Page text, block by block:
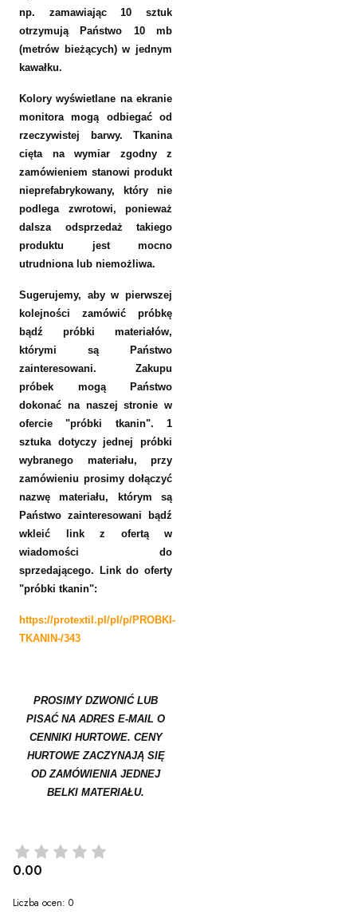
np. zamawiając 10 sztuk
otrzymują Państwo 10 mb
(metrów bieżących) w jednym
kawałku.
Kolory wyświetlane na ekranie
monitora mogą odbiegać od
rzeczywistej barwy. Tkanina
cięta na wymiar zgodny z
zamówieniem stanowi produkt
nieprefabrykowany, który nie
podlega zwrotowi, ponieważ
dalsza odsprzedaż takiego
produktu jest mocno
utrudniona lub niemożliwa.
Sugerujemy, aby w pierwszej
kolejności zamówić próbkę
bądź próbki materiałów,
którymi są Państwo
zainteresowani. Zakupu
próbek mogą Państwo
dokonać na naszej stronie w
ofercie "próbki tkanin". 1
sztuka dotyczy jednej próbki
wybranego materiału, przy
zamówieniu prosimy dołączyć
nazwę materiału, którym są
Państwo zainteresowani bądź
wkleić link z ofertą w
wiadomości do
sprzedającego. Link do oferty
"próbki tkanin":
https://protextil.pl/pl/p/PROBKI-
TKANIN-/343
PROSIMY DZWONIĆ LUB
PISAĆ NA ADRES E-MAIL O
CENNIKI HURTOWE. CENY
HURTOWE ZACZYNAJĄ SIĘ
OD ZAMÓWIENIA JEDNEJ
BELKI MATERIAŁU.
0.00
Liczba ocen: 0